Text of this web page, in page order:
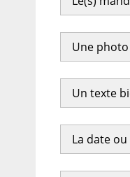
Une photo
Un texte
La date